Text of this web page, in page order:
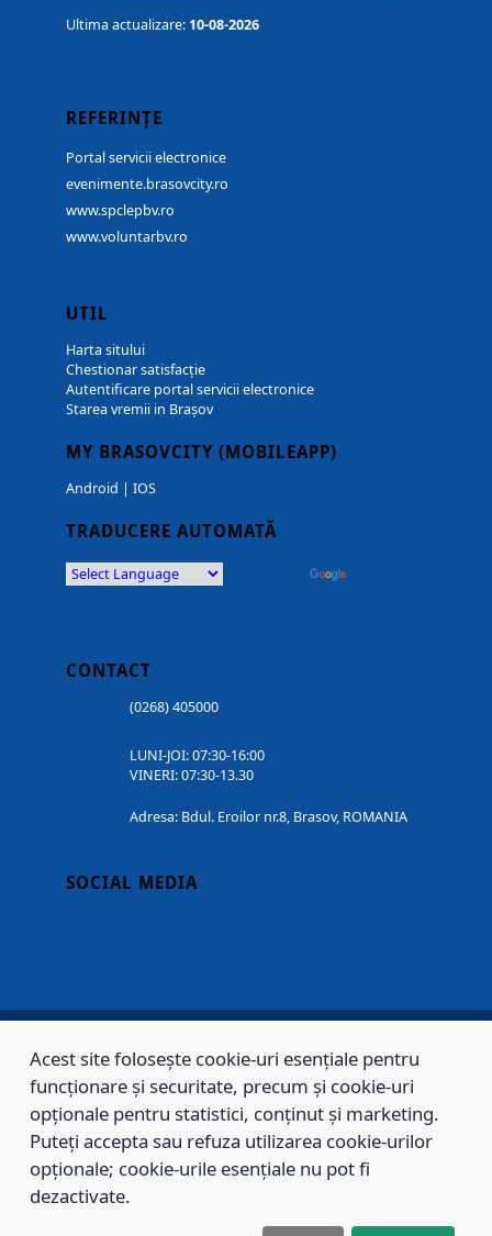
Ultima actualizare: 10-08-2026
REFERINȚE
Portal servicii electronice
evenimente.brasovcity.ro
www.spclepbv.ro
www.voluntarbv.ro
UTIL
Harta sitului
Chestionar satisfacție
Autentificare portal servicii electronice
Starea vremii in Brașov
MY BRASOVCITY (MOBILEAPP)
Android | IOS
TRADUCERE AUTOMATĂ
CONTACT
(0268) 405000
LUNI-JOI: 07:30-16:00
VINERI: 07:30-13.30
Adresa: Bdul. Eroilor nr.8, Brasov, ROMANIA
SOCIAL MEDIA
Copyright © 2002 - 2026 - PRIMĂRIA MUNICIPIULUI BRAȘOV, toate drepturile
rezervate.
Sitemap Contact
Acest site folosește cookie-uri esențiale pentru
funcționare și securitate, precum și cookie-uri
opționale pentru statistici, conținut și marketing.
Puteți accepta sau refuza utilizarea cookie-urilor
opționale; cookie-urile esențiale nu pot fi
dezactivate.